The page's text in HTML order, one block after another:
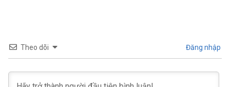
Theo dõi Đăng nhập